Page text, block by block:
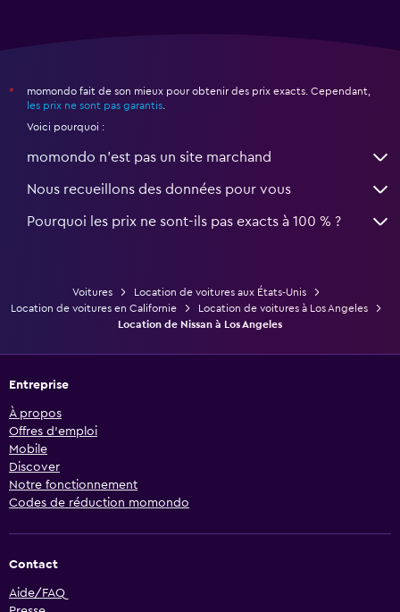
*
momondo fait de son mieux pour obtenir des prix exacts. Cependant,
les prix ne sont pas garantis
Voici pourquoi :
momondo n'est pas un site marchand
Nous recueillons des données pour vous
Pourquoi les prix ne sont-ils pas exacts à 100 % ?
Voitures
Location de voitures aux États-Unis
Location de voitures en Californie
Location de voitures à Los Angeles
Location de Nissan à Los Angeles
Entreprise
À propos
Offres d’emploi
Mobile
Discover
Notre fonctionnement
Codes de réduction momondo
Contact
Aide/FAQ